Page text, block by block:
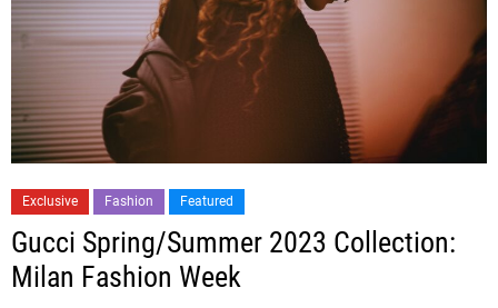
Exclusive Fashion Featured
Gucci Spring/Summer 2023 Collection:
Milan Fashion Week